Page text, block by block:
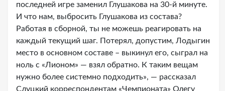
последней игре заменил Глушакова на 30-й минуте.
И что нам, выбросить Глушакова из состава?
Работая в сборной, ты не можешь реагировать на
каждый текущий шаг. Потерял, допустим, Лодыгин
место в основном составе – выкинул его, сыграл на
ноль с «Лионом» — взял обратно. К таким вещам
нужно более системно подходить», — рассказал
Слуцкий корреспондентам «Чемпионата» Олегу